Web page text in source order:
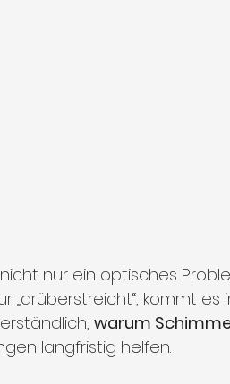
nur ein optisches
„drüberstreicht“, kommt es
warum
langfristig helfen.